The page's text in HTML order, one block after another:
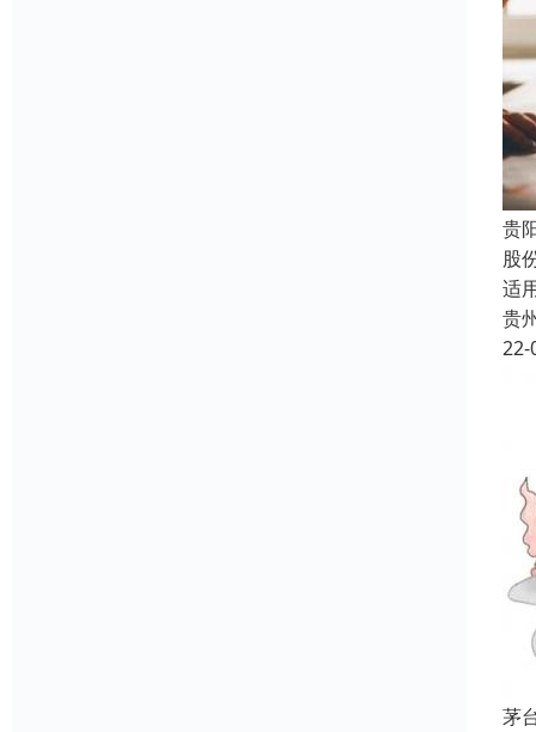
贵
股
适
贵
22-
茅